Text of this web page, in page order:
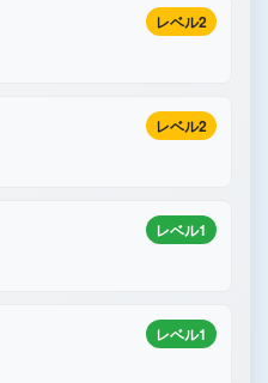
レベル2
レベル2
レベル1
レベル1